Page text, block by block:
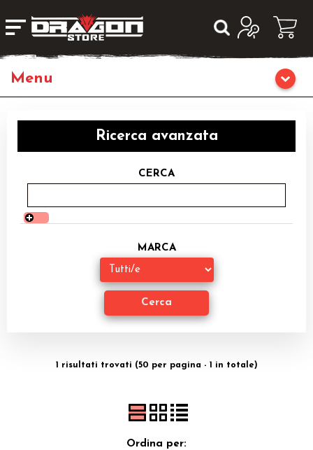
Giochi da Tavolo
Giochi di Ruolo
Librigame
Giochi di Carte Collezionabili
Ricerca avanzata
CERCA
MARCA
1 risultati trovati (50 per pagina - 1 in totale)
Ordina per: